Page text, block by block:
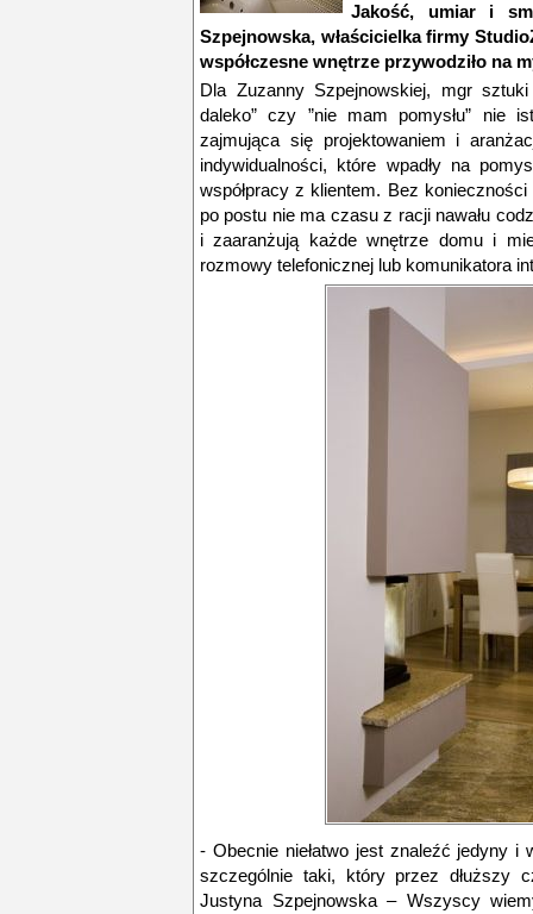
Jakość, umiar i
Szpejnowska, właścicielka firmy
współczesne wnętrze przywodziło na
Dla Zuzanny Szpejnowskiej, mgr
daleko” czy ”nie mam pomysłu” nie
zajmująca się projektowaniem i
indywidualności, które wpadły na
współpracy z klientem. Bez
po postu nie ma czasu z racji nawału
i zaaranżują każde wnętrze domu i
rozmowy telefonicznej lub komunikatora
- Obecnie niełatwo jest znaleźć jedyny i
szczególnie taki, który przez dłuższy
Justyna Szpejnowska – Wszyscy